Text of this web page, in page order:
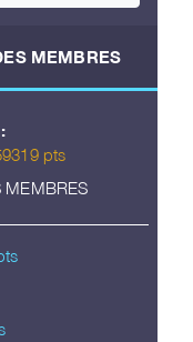
MEMBRES
pts
MEMBRES